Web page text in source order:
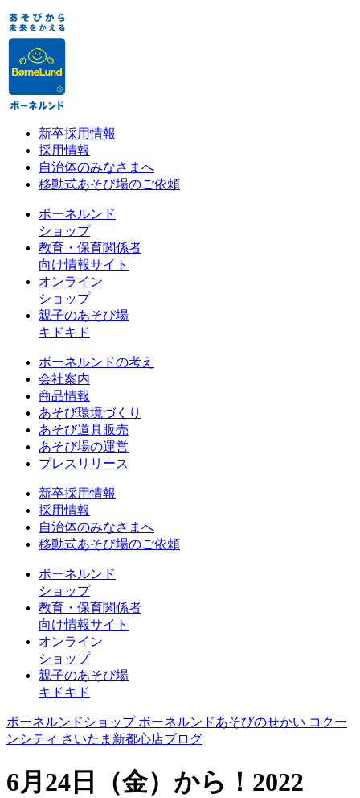
新卒採用情報
採用情報
自治体のみなさまへ
移動式あそび場のご依頼
ボーネルンド
ショップ
教育・保育関係者
向け情報サイト
オンライン
ショップ
親子のあそび場
キドキド
ボーネルンドの考え
会社案内
商品情報
あそび環境づくり
あそび道具販売
あそび場の運営
プレスリリース
新卒採用情報
採用情報
自治体のみなさまへ
移動式あそび場のご依頼
ボーネルンド
ショップ
教育・保育関係者
向け情報サイト
オンライン
ショップ
親子のあそび場
キドキド
ボーネルンドショップ ボーネルンドあそびのせかい コクー
ンシティ さいたま新都心店ブログ
6月24日（金）から！2022